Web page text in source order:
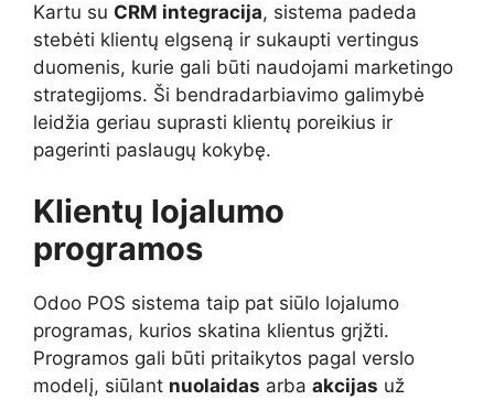
Kartu su CRM integracija, sistema padeda
stebėti klientų elgseną ir sukaupti vertingus
duomenis, kurie gali būti naudojami marketingo
strategijoms. Ši bendradarbiavimo galimybė
leidžia geriau suprasti klientų poreikius ir
pagerinti paslaugų kokybę.
Klientų lojalumo
programos
Odoo POS sistema taip pat siūlo lojalumo
programas, kurios skatina klientus grįžti.
Programos gali būti pritaikytos pagal verslo
modelį, siūlant nuolaidas arba akcijas už